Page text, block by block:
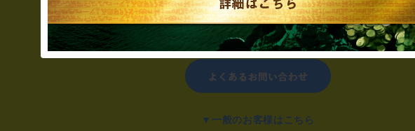
制作のご相談、コラボレーションなど、
お気軽にお問い合わせください。
▼一般のお客様はこちら